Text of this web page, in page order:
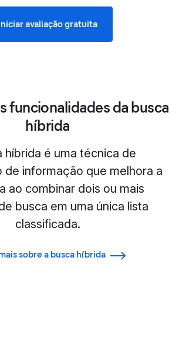
avaliação gratuita
funcionalidades da busca
híbrida
híbrida é uma técnica de
de informação que melhora a
ao combinar dois ou mais
busca em uma única lista
classificada.
sobre a busca híbrida